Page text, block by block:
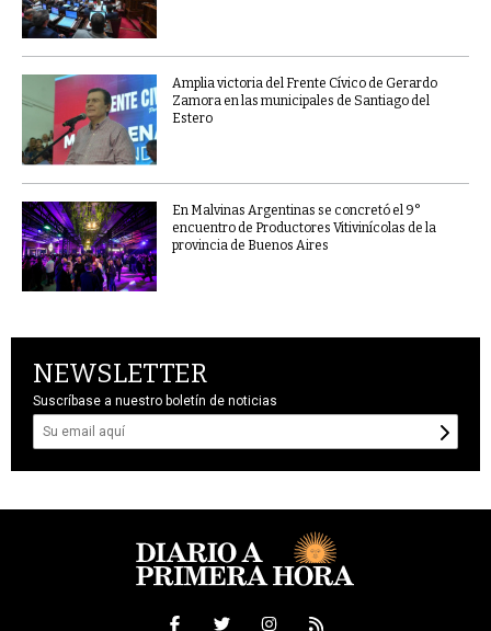
Amplia victoria del Frente Cívico de Gerardo
Zamora en las municipales de Santiago del
Estero
En Malvinas Argentinas se concretó el 9°
encuentro de Productores Vitivinícolas de la
provincia de Buenos Aires
NEWSLETTER
Suscríbase a nuestro boletín de noticias